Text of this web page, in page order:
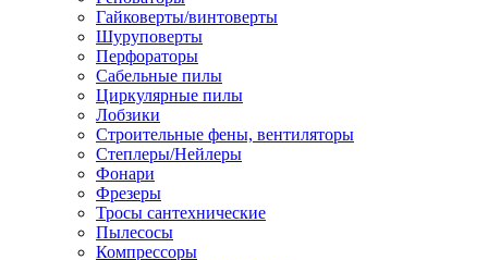
Гайковерты/винтоверты
Шуруповерты
Перфораторы
Сабельные пилы
Циркулярные пилы
Лобзики
Строительные фены, вентиляторы
Степлеры/Нейлеры
Фонари
Фрезеры
Тросы сантехнические
Пылесосы
Компрессоры